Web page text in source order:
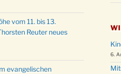
vom 11. bis 13.
Reuter neues
evangelischen
6.